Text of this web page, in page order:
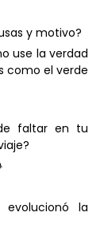
y motivo?
use la verdad
como el verde
faltar en tu
la